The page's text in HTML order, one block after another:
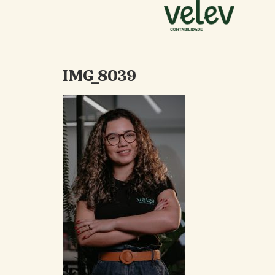
IMG_8039